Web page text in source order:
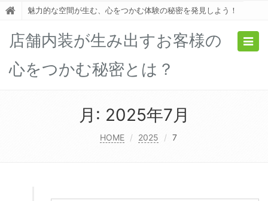
魅力的な空間が生む、心をつかむ体験の秘密を発見しよう！
店舗内装が生み出すお客様の
心をつかむ秘密とは？
月: 2025年7月
HOME 2025 7